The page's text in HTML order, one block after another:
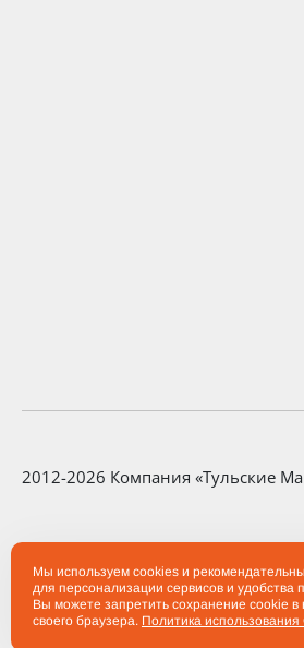
2012-2026 Компания «Тульские
определяемой положениями
результате отдельно и
производства заводов по
Мы используем cookies и
для персонализации сервисов и удобства
Вы можете запретить сохранение cookie в
своего браузера. Политика использования